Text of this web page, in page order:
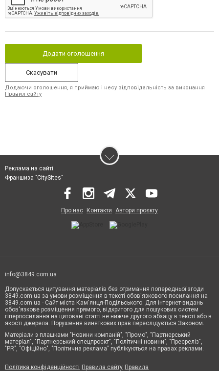
Додати оголошення
Скасувати
Додаючи оголошення, я приймаю і несу відповідальність за виконання
Правил сайту
Реклама на сайті
Франшиза "CitySites"
Про нас Контакти Автори проєкту
info@3849.com.ua
Допускається цитування матеріалів без отримання попередньої згоди
3849.com.ua за умови розміщення в тексті обов'язкового посилання на
3849.com.ua - Сайт міста Кам'янця-Подільського. Для інтернет-видань
обов'язкове розміщення прямого, відкритого для пошукових систем
гіперпосилання на цитовані статті не нижче другого абзацу в тексті або в
якості джерела. Порушення виняткових прав переслідується Законом.
Матеріали з плашками "Новини компаній", "Промо", "Партнерський
матеріал", "Партнерський спецпроєкт", "Політичні новини", "Пресреліз",
"PR", "Офіційно", "Політична реклама" публікуються на правах реклами.
Політика конфіденційності Правила сайту Правила